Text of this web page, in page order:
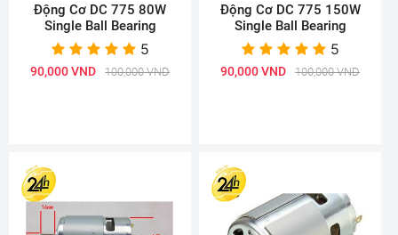
Động Cơ DC 775 80W
Single Ball Bearing
5
90,000 VND 100,000 VND
Động Cơ DC 775 150W
Single Ball Bearing
5
90,000 VND 100,000 VND